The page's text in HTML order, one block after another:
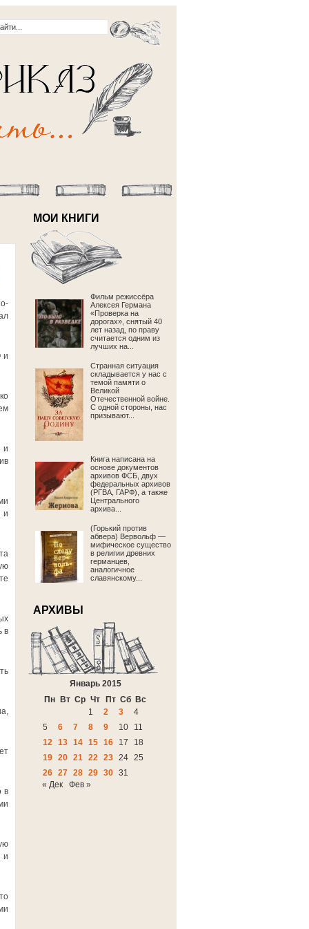
и
и
и
в
в
и
МОИ КНИГИ
Фильм режиссёра
Алексея Германа
«Проверка на
дорогах», снятый 40
лет назад, по праву
считается одним из
лучших на...
Странная ситуация
складывается у нас с
темой памяти о
Великой
Отечественной войне.
С одной стороны, нас
призывают...
Книга написана на
основе документов
архивов ФСБ, двух
федеральных архивов
(РГВА, ГАРФ), а также
Центрального
архива...
(Горький против
абвера) Вервольф —
мифическое существо
в религии древних
германцев,
аналогичное
славянскому...
АРХИВЫ
Январь 2015
Пн
Вт Ср Чт Пт Сб Вс
1
2 3
4
5
6 7 8 9 10
11
12 13 14 15 16 17
18
19 20 21 22 23 24 25
26 27 28 29 30 31
« Дек
Фев »